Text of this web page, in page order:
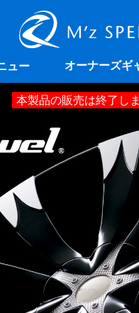
ュー オーナーズギ
本製品の販売は終了し